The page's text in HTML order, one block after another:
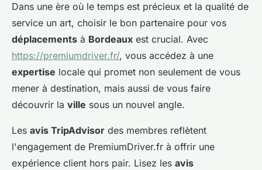
Dans une ère où le temps est précieux et la qualité de
service un art, choisir le bon partenaire pour vos
déplacements à Bordeaux est crucial. Avec
https://premiumdriver.fr/, vous accédez à une
expertise locale qui promet non seulement de vous
mener à destination, mais aussi de vous faire
découvrir la ville sous un nouvel angle.
Les avis TripAdvisor des membres reflètent
l'engagement de PremiumDriver.fr à offrir une
expérience client hors pair. Lisez les avis